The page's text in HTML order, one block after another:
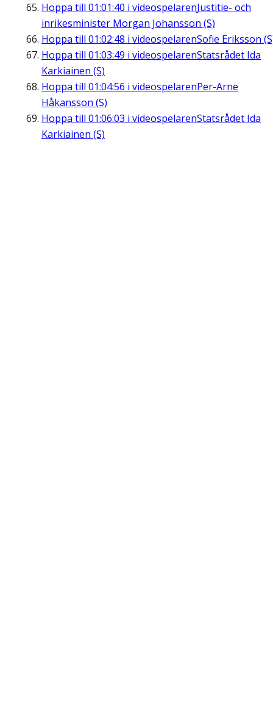
Hoppa till 01:01:40 i videospelarenJustitie- och
inrikesminister Morgan Johansson (S)
Hoppa till 01:02:48 i videospelarenSofie Eriksson
Hoppa till 01:03:49 i videospelarenStatsrådet Ida
Karkiainen (S)
Hoppa till 01:04:56 i videospelarenPer-Arne
Håkansson (S)
Hoppa till 01:06:03 i videospelarenStatsrådet Ida
Karkiainen (S)